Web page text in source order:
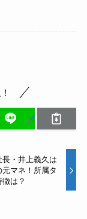
長・井上義久は
元マネ！所属タ
は？